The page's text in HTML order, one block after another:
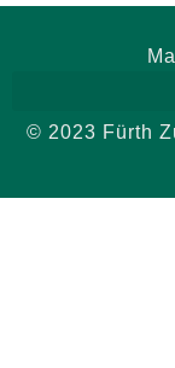
© 2023 Fürth